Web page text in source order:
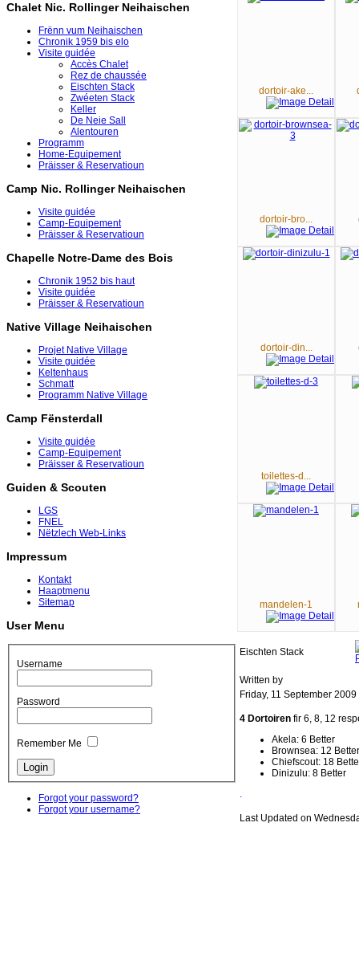
Chalet Nic. Rollinger Neihaischen
Frënn vum Neihaischen
Chronik 1959 bis elo
Visite guidée
Accès Chalet
Rez de chaussée
Eischten Stack
Zwéeten Stack
Keller
De Neie Sall
Alentouren
Programm
Home-Equipement
Präisser & Reservatioun
Camp Nic. Rollinger Neihaischen
Visite guidée
Camp-Equipement
Präisser & Reservatioun
Chapelle Notre-Dame des Bois
Chronik 1952 bis haut
Visite guidée
Präisser & Reservatioun
Native Village Neihaischen
Projet Native Village
Visite guidée
Keltenhaus
Schmatt
Programm Native Village
Camp Fënsterdall
Visite guidée
Camp-Equipement
Präisser & Reservatioun
Guiden & Scouten
LGS
FNEL
Nëtzlech Web-Links
Impressum
Kontakt
Haaptmenu
Sitemap
User Menu
Username
Password
Remember Me
Forgot your password?
Forgot your username?
dortoir-ake...
dortoir-bro...
dortoir-din...
toilettes-d...
mandelen-1
Eischten Stack
Written by
Friday, 11 September
4 Dortoiren fir 6, 8, 12
Akela: 6 Better
Brownsea: 12 Better
Chiefscout: 18
Dinizulu: 8 Better
.
Last Updated on